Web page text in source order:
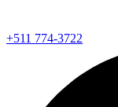
+511 774-3722